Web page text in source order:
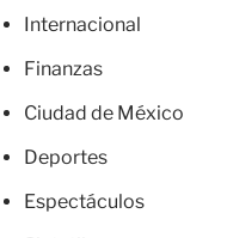
Internacional
Finanzas
Ciudad de México
Deportes
Espectáculos